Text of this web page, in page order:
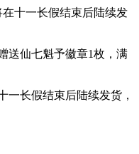
十一长假结束后陆续发
送仙七魁予徽章1枚，满
一长假结束后陆续发货，